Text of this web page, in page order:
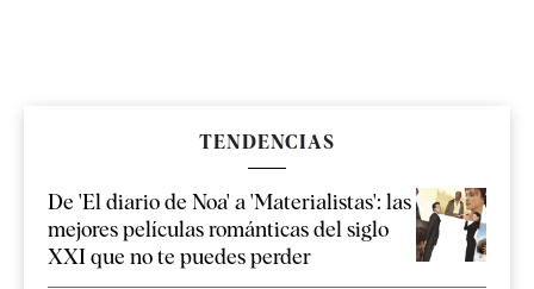
TENDENCIAS
De 'El diario de Noa' a 'Materialistas': las
mejores películas románticas del siglo
XXI que no te puedes perder